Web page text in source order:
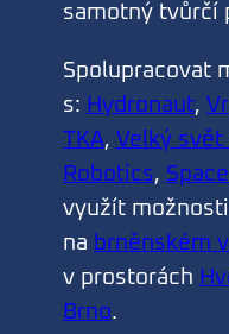
samotný tvůrčí
Spolupracovat
s: Hydronaut,
TKA, Velký
Robotics,
využít
na brněnském
v prostorách
Brno.